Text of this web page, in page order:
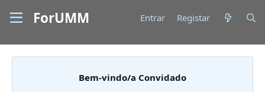
ForUMM Entrar Registar
Bem-vindo/a Convidado